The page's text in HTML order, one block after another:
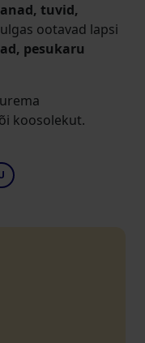
tuvid,
ootavad lapsi
pesukaru
koosolekut.